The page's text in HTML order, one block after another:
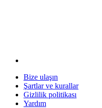
Bize ulaşın
Şartlar ve kurallar
Gizlilik politikası
Yardım